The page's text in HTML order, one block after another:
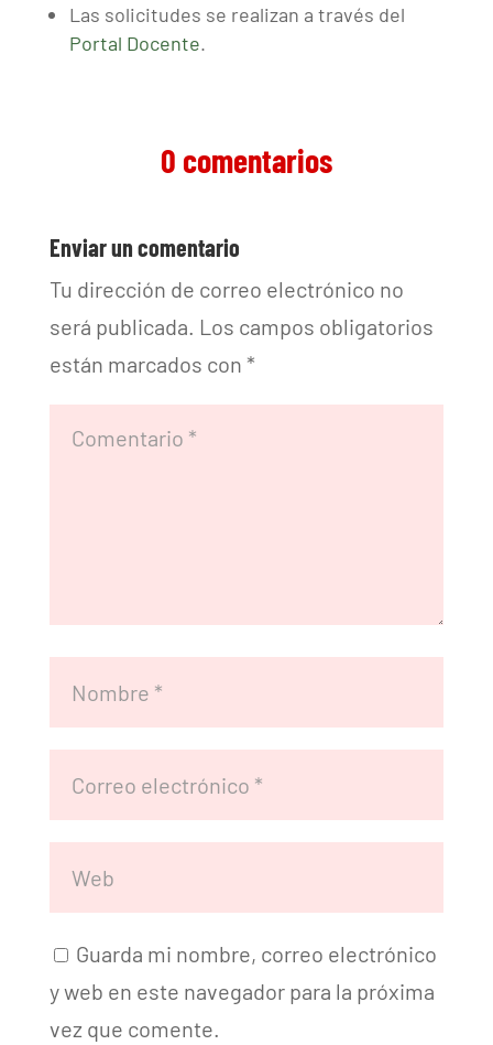
Las solicitudes se realizan a través del
Portal Docente.
0 comentarios
Enviar un comentario
Tu dirección de correo electrónico no
será publicada. Los campos obligatorios
están marcados con *
Guarda mi nombre, correo electrónico
y web en este navegador para la próxima
vez que comente.